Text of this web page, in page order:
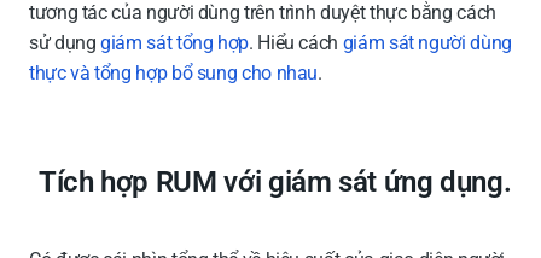
tương tác của người dùng trên trình duyệt thực bằng cách
sử dụnggiám sát tổng hợp. Hiểu cách giám sát người dùng
thực và tổng hợp bổ sung cho nhau.
Tích hợp RUM với giám sát ứng dụng.